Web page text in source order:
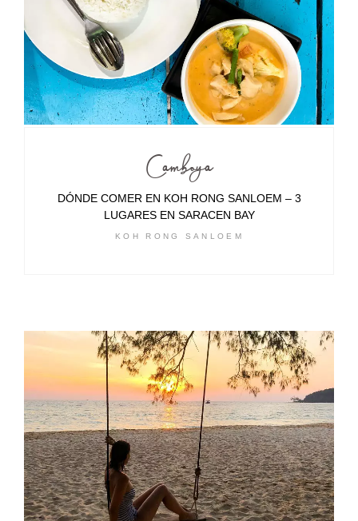
Camboya
DÓNDE COMER EN KOH RONG SANLOEM – 3
LUGARES EN SARACEN BAY
KOH RONG SANLOEM